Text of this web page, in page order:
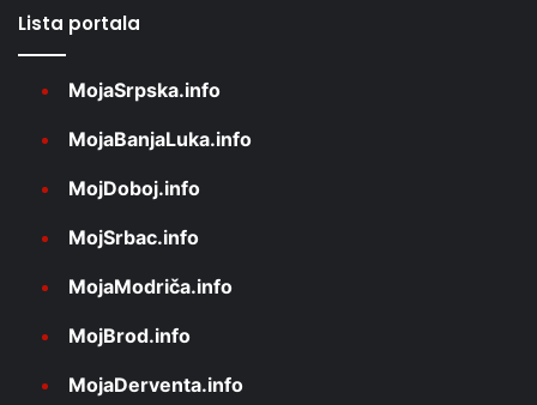
Lista portala
MojaSrpska.info
MojaBanjaLuka.info
MojDoboj.info
MojSrbac.info
MojaModriča.info
MojBrod.info
MojaDerventa.info